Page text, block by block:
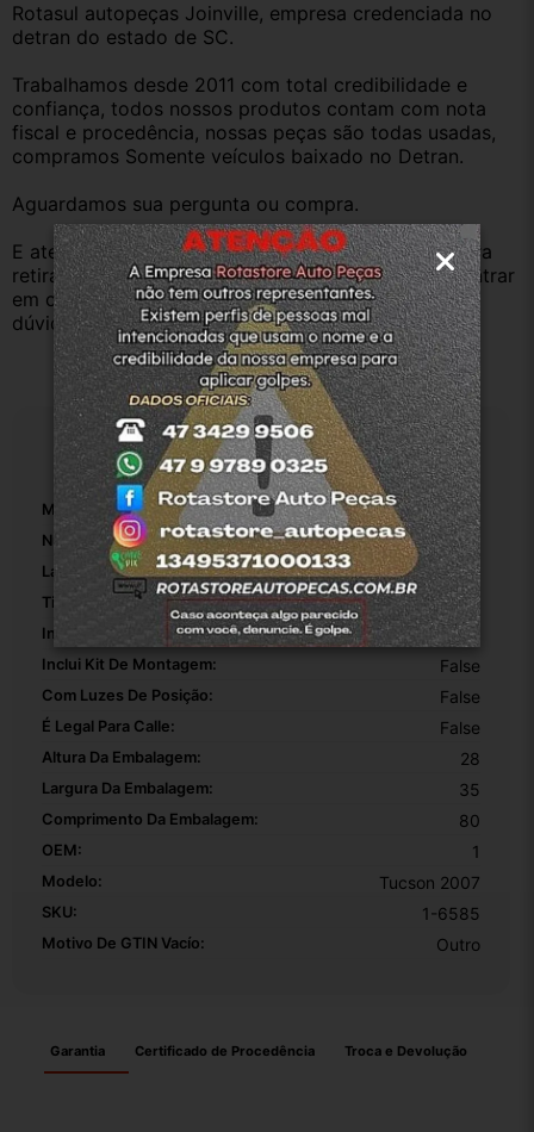
Rotasul autopeças Joinville, empresa credenciada no
detran do estado de SC.
Trabalhamos desde 2011 com total credibilidade e
confiança, todos nossos produtos contam com nota
fiscal e procedência, nossas peças são todas usadas,
compramos Somente veículos baixado no Detran.
Aguardamos sua pergunta ou compra.
E atenderemos o quanto antes, caso o cliente prefira
retirar na nossa loja física também aceitamos, só entrar
em contato com a equipe Rotasul e tiramos suas
dúvidas.
Especificações
Marca: Hyundai
Número De Peça: 1
Lado: Direito
Tipo De Veículo: Carro/Caminhonete
Inclui Lâmpada: True
Inclui Kit De Montagem: False
Com Luzes De Posição: False
É Legal Para Calle: False
Altura Da Embalagem: 28
Largura Da Embalagem: 35
Comprimento Da Embalagem: 80
OEM: 1
Modelo: Tucson 2007
SKU: 1-6585
Motivo De GTIN Vacío: Outro
Garantia Certificado de Procedência Troca e Devolução